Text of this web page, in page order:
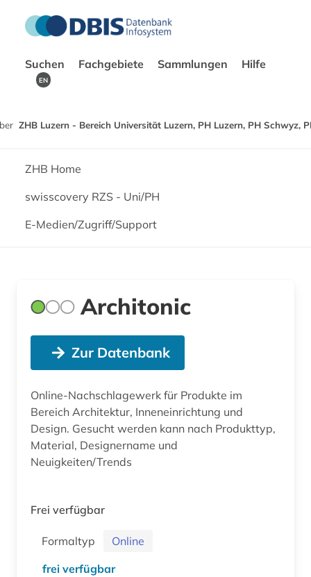
Suchen Fachgebiete Sammlungen Hilfe
EN
ZHB Luzern - Bereich Universität Luzern, PH Luzern, PH Schwyz,
ZHB Home
swisscovery RZS - Uni/PH
E-Medien/Zugriff/Support
Architonic
Zur Datenbank
Online-Nachschlagewerk für Produkte im
Bereich Architektur, Inneneinrichtung und
Design. Gesucht werden kann nach Produkttyp,
Material, Designername und
Neuigkeiten/Trends
Frei verfügbar
Formaltyp
Online
frei verfügbar